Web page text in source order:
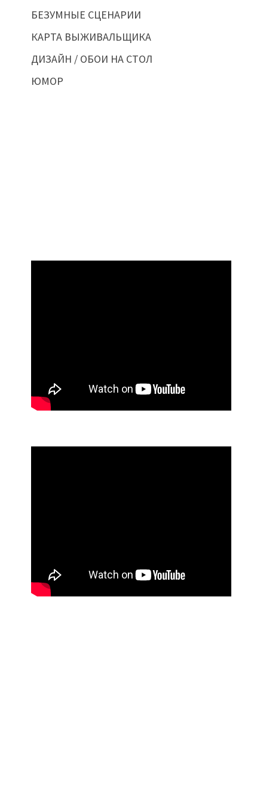
БЕЗУМНЫЕ СЦЕНАРИИ
КАРТА ВЫЖИВАЛЬЩИКА
ДИЗАЙН / ОБОИ НА СТОЛ
ЮМОР